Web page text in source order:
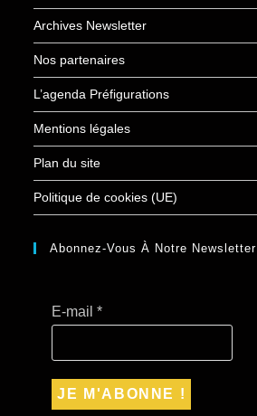
Archives Newsletter
Nos partenaires
L’agenda Préfigurations
Mentions légales
Plan du site
Politique de cookies (UE)
Abonnez-Vous À Notre Newsletter
E-mail*